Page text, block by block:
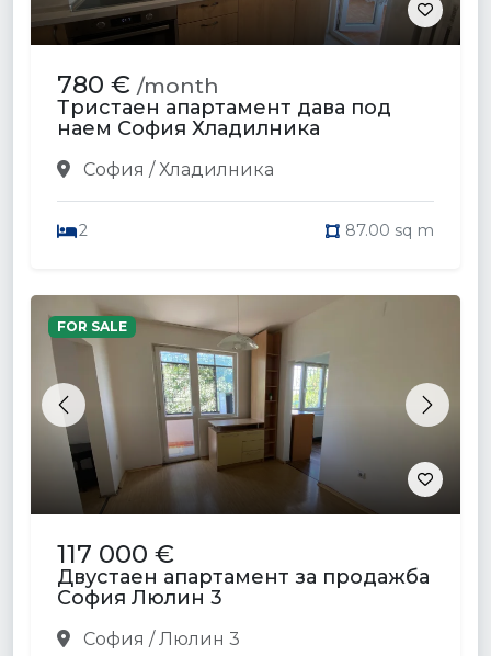
780 € /month
Тристаен апартамент дава под
наем София Хладилника
София / Хладилника
2 87.00 sq m
Previous Next
FOR SALE
117 000 €
Двустаен апартамент за продажба
София Люлин 3
София / Люлин 3